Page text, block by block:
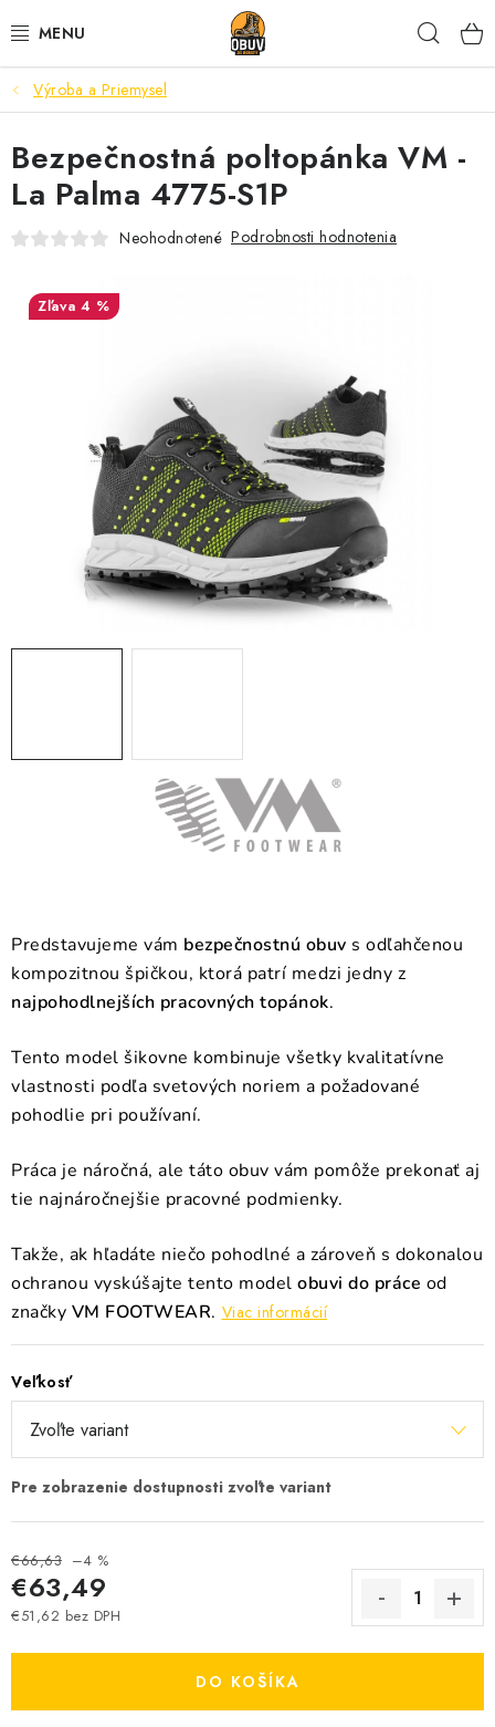
na
PRACOVNÁ A BEZPEČNOSTNÁ OBUV
VOĽNOČASOVÁ OBUV
VÝPREDAJ
IMPREGNÁCIA A OCHRANA
BEZPEČNOSTNÉ NORMY A SYMBOLY
KONTAKT
INFORMÁCIE PRE ZÁKAZNÍKOV
Výroba a Priemysel
Predstavujeme vám bezpečnostnú obuv s odľahčenou
kompozitnou špičkou, ktorá patrí medzi jedny z
najpohodlnejších pracovných topánok.
Tento model šikovne kombinuje všetky kvalitatívne
vlastnosti podľa svetových noriem a požadované
pohodlie pri používaní.
Práca je náročná, ale táto obuv vám pomôže prekonať aj
tie najnáročnejšie pracovné podmienky.
Takže, ak hľadáte niečo pohodlné a zároveň s dokonalou
ochranou vyskúšajte tento model obuvi do práce od
značky VM FOOTWEAR. Viac informácií
Veľkosť
€66,63 –4 %
€63,49
€51,62 bez DPH
DO KOŠÍKA
Bezpečnostná poltopánka VM -
La Palma 4775-S1P
Neohodnotené Podrobnosti hodnotenia
4 %